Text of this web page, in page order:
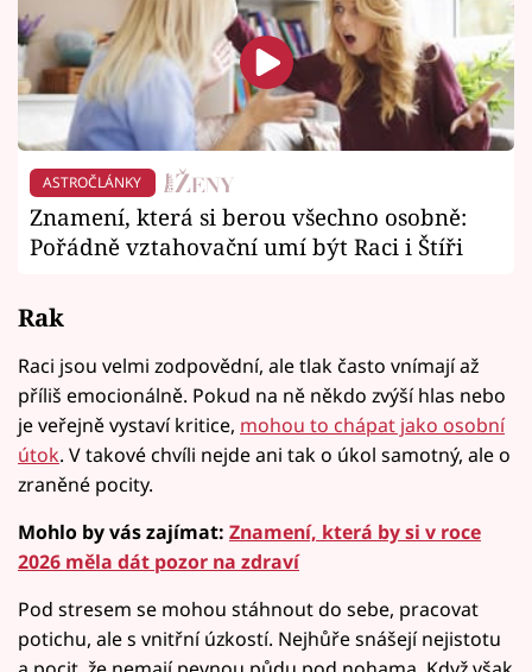
ASTROČLÁNKY
Znamení, která si berou všechno osobně:
Pořádně vztahovační umí být Raci i Štíři
Rak
Raci jsou velmi zodpovědní, ale tlak často vnímají až
příliš emocionálně. Pokud na ně někdo zvýší hlas nebo
je veřejně vystaví kritice, mohou to chápat jako osobní
útok. V takové chvíli nejde ani tak o úkol samotný, ale o
zraněné pocity.
Mohlo by vás zajímat: Znamení, která by si v roce
2026 měla dát pozor na zdraví
Pod stresem se mohou stáhnout do sebe, pracovat
potichu, ale s vnitřní úzkostí. Nejhůře snášejí nejistotu